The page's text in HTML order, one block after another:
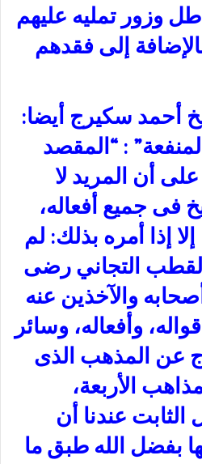
وزور تمليه عليهم
بالإضافة إلى فقدهم
أحمد سكيرج أيضا:
: “المقصد
على أن المريد لا
فى جميع أفعاله،
إلا إذا أمره بذلك: لم
التجاني رضى
والآخذين عنه
وأفعاله، وسائر
عن المذهب الذى
الأربعة،
الثابت عندنا أن
بفضل الله طبق ما